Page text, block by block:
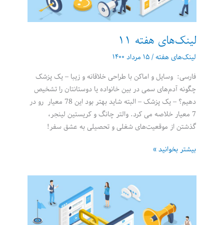
لینک‌های هفته 11
لینک‌های هفته/۱۵ مرداد ۱۴۰۰
فارسی: وسایل و اماکن با طراحی خلاقانه و زیبا – یک پزشک
چگونه آدم‌های سمی در بین خانواده یا دوستانتان را تشخیص
دهیم؟ – یک پزشک – البته شاید بهتر بود این 78 معیار رو در
7 معیار خلاصه می کرد. والتر چانگ و کریستین لینجر،
گذشتن از موقعیت‌های شغلی و تحصیلی به عشق سفر!
لینک‌های
11
بیشتر بخوانید »